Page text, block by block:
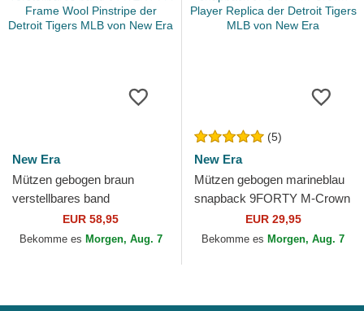
New Era
Mützen gebogen braun
verstellbares band
9TWENTY A Frame Wool
Pinstripe der Detroit Tigers
EUR 58,95
Bekomme es Morgen, Aug. 7
(5)
New Era
Mützen gebogen marineblau
snapback 9FORTY M-Crown
Player Replica der Detroit
Tigers MLB von New Era
EUR 29,95
Bekomme es Morgen, Aug. 7